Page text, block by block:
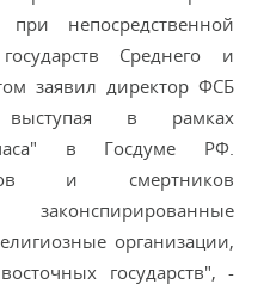
при непосредственной
Среднего и
заявил директор ФСБ
в рамках
часа" в Госдуме РФ.
и смертников
законспирированные
организации,
государств", -